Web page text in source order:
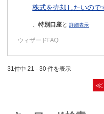
株式を売却したいので
、 特別口座と 詳細表示
ウィザードFAQ
31件中 21 - 30 件を表示
≪